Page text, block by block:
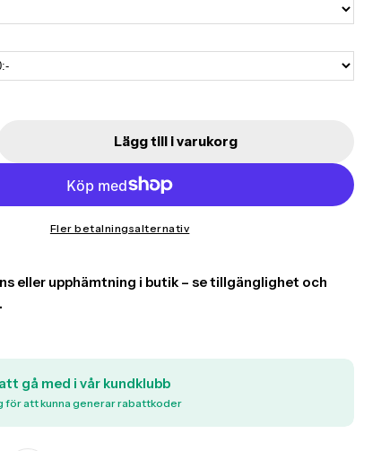
missing:missing:
Lägg till i varukorg
Fler betalningsalternativ
gå med i vår kundklubb
för att kunna generar rabattkoder